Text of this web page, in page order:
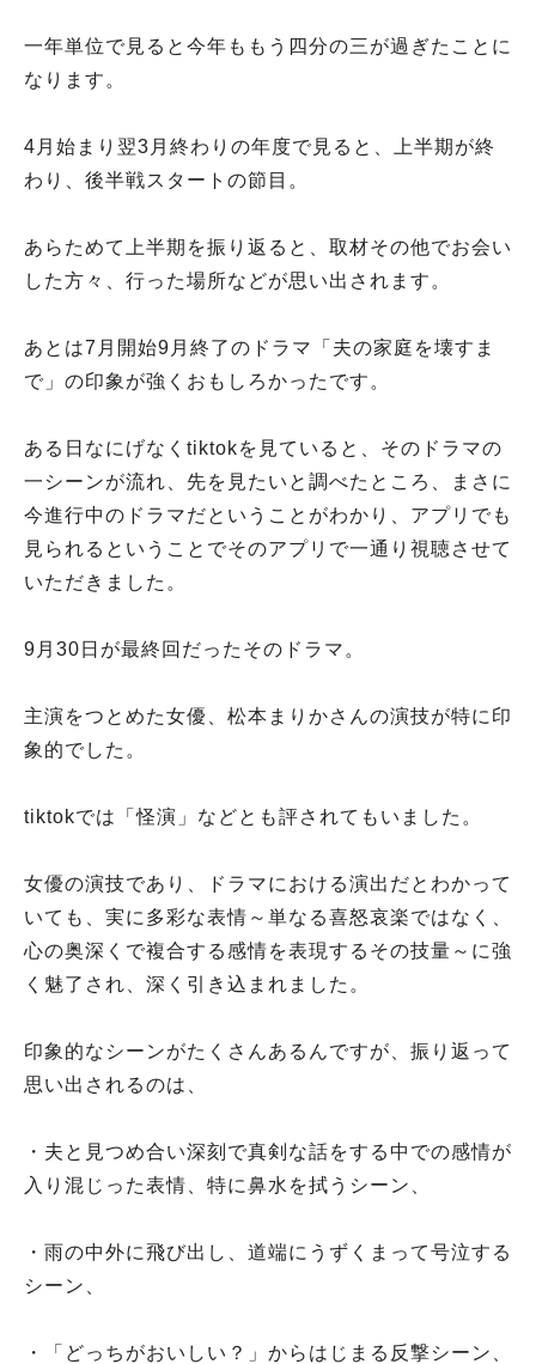
一年単位で見ると今年ももう四分の三が過ぎたことに
なります。
4月始まり翌3月終わりの年度で見ると、上半期が終
わり、後半戦スタートの節目。
あらためて上半期を振り返ると、取材その他でお会い
した方々、行った場所などが思い出されます。
あとは7月開始9月終了のドラマ「夫の家庭を壊すま
で」の印象が強くおもしろかったです。
ある日なにげなくtiktokを見ていると、そのドラマの
一シーンが流れ、先を見たいと調べたところ、まさに
今進行中のドラマだということがわかり、アプリでも
見られるということでそのアプリで一通り視聴させて
いただきました。
9月30日が最終回だったそのドラマ。
主演をつとめた女優、松本まりかさんの演技が特に印
象的でした。
tiktokでは「怪演」などとも評されてもいました。
女優の演技であり、ドラマにおける演出だとわかって
いても、実に多彩な表情～単なる喜怒哀楽ではなく、
心の奥深くで複合する感情を表現するその技量～に強
く魅了され、深く引き込まれました。
印象的なシーンがたくさんあるんですが、振り返って
思い出されるのは、
・夫と見つめ合い深刻で真剣な話をする中での感情が
入り混じった表情、特に鼻水を拭うシーン、
・雨の中外に飛び出し、道端にうずくまって号泣する
シーン、
・「どっちがおいしい？」からはじまる反撃シーン、